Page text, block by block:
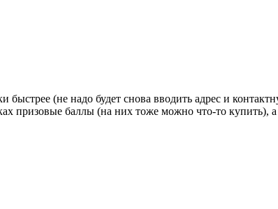
(не надо будет снова вводить адрес и
призовые баллы (на них тоже можно что-то купить),